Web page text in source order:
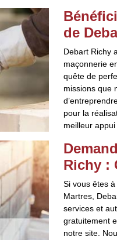
de
Debart Richy
maçonnerie
quête de
missions que
pour la
meilleur
Richy :
Si vous êtes
Martres,
services et
gratuitement
notre site.